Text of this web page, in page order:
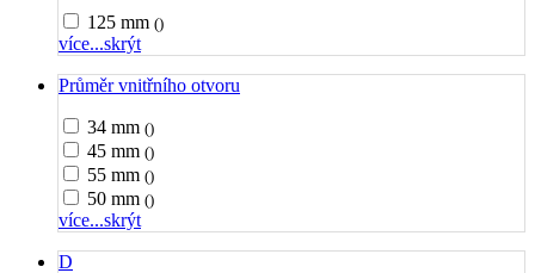
125 mm ()
více...skrýt
Průměr vnitřního otvoru
34 mm ()
45 mm ()
55 mm ()
50 mm ()
více...skrýt
D